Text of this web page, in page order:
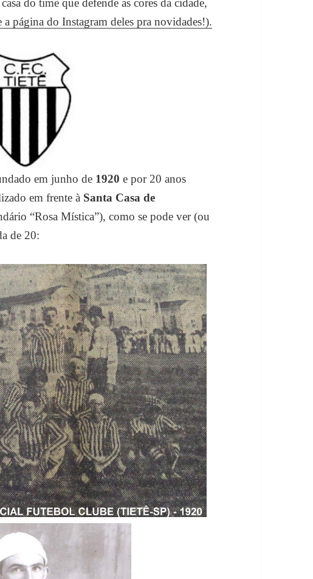
casa do time que defende as cores da cidade,
a página do Instagram deles pra novidades!).
em junho de 1920 e por 20 anos
em frente à Santa Casa de
“Rosa Mística”), como se pode ver (ou
de 20: